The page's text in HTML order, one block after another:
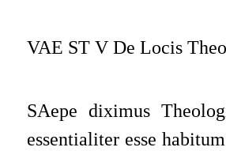
VAE ST V De Locis
SAepe diximus
essentialiter esse